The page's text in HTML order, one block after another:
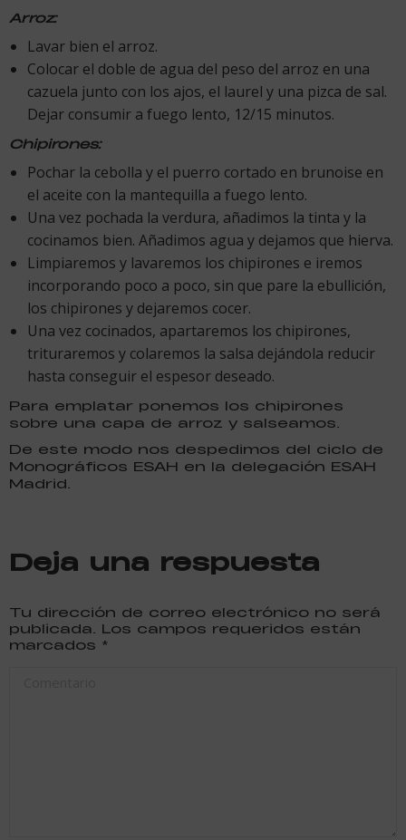
Arroz:
Lavar bien el arroz.
Colocar el doble de agua del peso del arroz en una
cazuela junto con los ajos, el laurel y una pizca de sal.
Dejar consumir a fuego lento, 12/15 minutos.
Chipirones:
Pochar la cebolla y el puerro cortado en brunoise en
el aceite con la mantequilla a fuego lento.
Una vez pochada la verdura, añadimos la tinta y la
cocinamos bien. Añadimos agua y dejamos que hierva.
Limpiaremos y lavaremos los chipirones e iremos
incorporando poco a poco, sin que pare la ebullición,
los chipirones y dejaremos cocer.
Una vez cocinados, apartaremos los chipirones,
trituraremos y colaremos la salsa dejándola reducir
hasta conseguir el espesor deseado.
Para emplatar ponemos los chipirones
sobre una capa de arroz y salseamos.
De este modo nos despedimos del ciclo de
Monográficos ESAH en la delegación ESAH
Madrid.
Deja una respuesta
Tu dirección de correo electrónico no será
publicada. Los campos requeridos están
marcados *